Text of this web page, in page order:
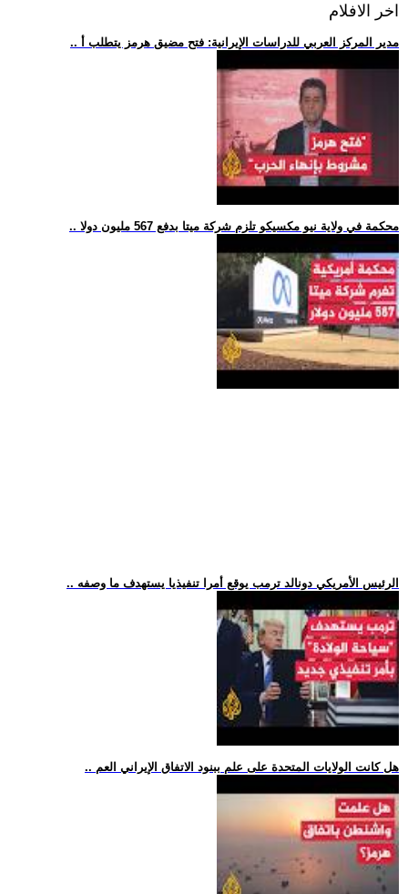
اخر الافلام
.. مدير المركز العربي للدراسات الإيرانية: فتح مضيق هرمز يتطلب أ
.. محكمة في ولاية نيو مكسيكو تلزم شركة ميتا بدفع 567 مليون دولا
.. الرئيس الأمريكي دونالد ترمب يوقع أمرا تنفيذيا يستهدف ما وصفه
.. هل كانت الولايات المتحدة على علم ببنود الاتفاق الإيراني العم